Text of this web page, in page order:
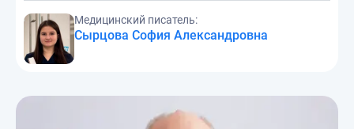
Медицинский писатель:
Сырцова София Александровна